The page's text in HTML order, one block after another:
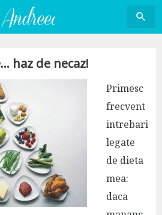
haz de necaz!
Primesc
frecvent
intrebari
legate
de dieta
mea:
daca